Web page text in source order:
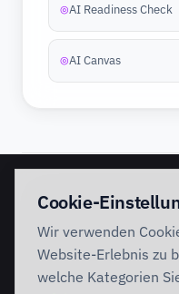
◎AI Readiness Check
◎AI Canvas
Discovery Workshop
Förderung
INTERVENTION
Cookie-
Wir verwenden
Website-Erlebnis zu
welche Kategorien